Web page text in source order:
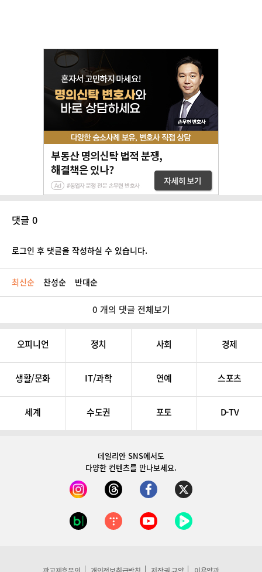
댓글 0
로그인 후 댓글을 작성하실 수 있습니다.
최신순 찬성순 반대순
0 개의 댓글 전체보기
오피니언 정치 사회 경제
생활/문화 IT/과학 연예 스포츠
세계 수도권 포토 D-TV
데일리안 SNS에서도
다양한 컨텐츠를 만나보세요.